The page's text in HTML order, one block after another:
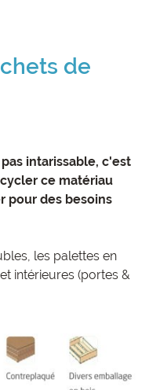
de
intarissable, c'est
ce matériau
pour des besoins
les palettes en
intérieures (portes &